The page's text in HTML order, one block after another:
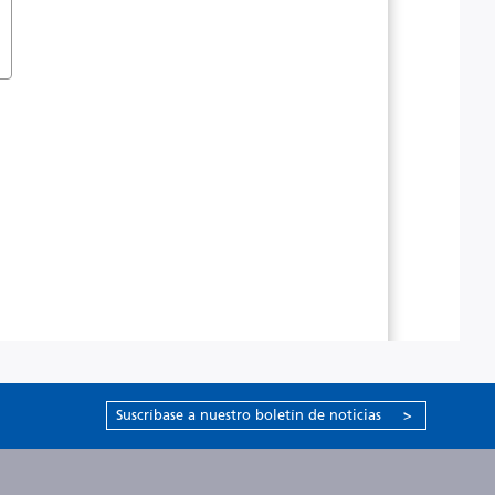
Suscríbase a nuestro boletín de noticias >